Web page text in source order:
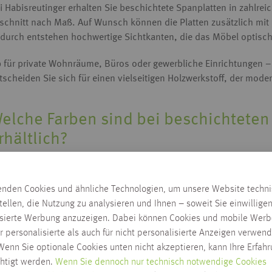
Cookies und ähnliche Technologien, um unsere Website
die Nutzung zu analysieren und Ihnen – soweit Sie
Werbung anzuzeigen. Dabei können Cookies und mobile
personalisierte als auch für nicht personalisierte Anzeigen
Sie optionale Cookies unten nicht akzeptieren, kann Ihre
werden. Wenn Sie dennoch nur technisch notwendige Cookies
Habisreutinger erhalten Sie beschichtete Spanplatten in
nach Maß. Auf Wunsch können die Platten zusätzlich mit
entstehen hochwertige Sichtkanten, die das Möbel
für private Wohnräume, Büros oder gewerbliche Einrichtungen
Sie sich für einen vielseitigen Holzwerkstoff, der
Farben sind bei
Spanplatten in Unidekoren sind in vielen zeitlosen
Weiß, Schwarz, Grau, Anthrazit sowie weitere Uni-Farben, die
lassen.
welche Möbel eignen sich Uni-